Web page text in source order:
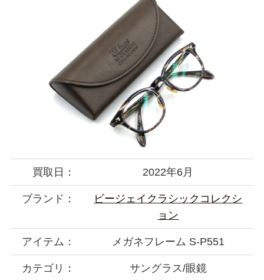
買取日： 2022年6月
ブランド：
ビージェイクラシックコレクシ
ョン
アイテム： メガネフレーム S-P551
カテゴリ： サングラス/眼鏡